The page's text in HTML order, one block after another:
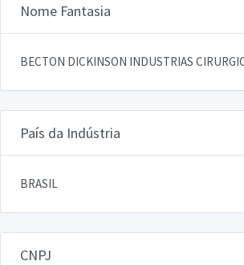
Nome Fantasia
BECTON DICKINSON INDUSTRIAS
País da Indústria
BRASIL
CNPJ